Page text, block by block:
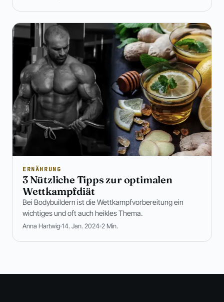
ERNÄHRUNG
3 Nützliche Tipps zur optimalen
Wettkampfdiät
Bei Bodybuildern ist die Wettkampfvorbereitung ein
wichtiges und oft auch heikles Thema.
Anna Hartwig 14. Jan. 2024 2 Min.